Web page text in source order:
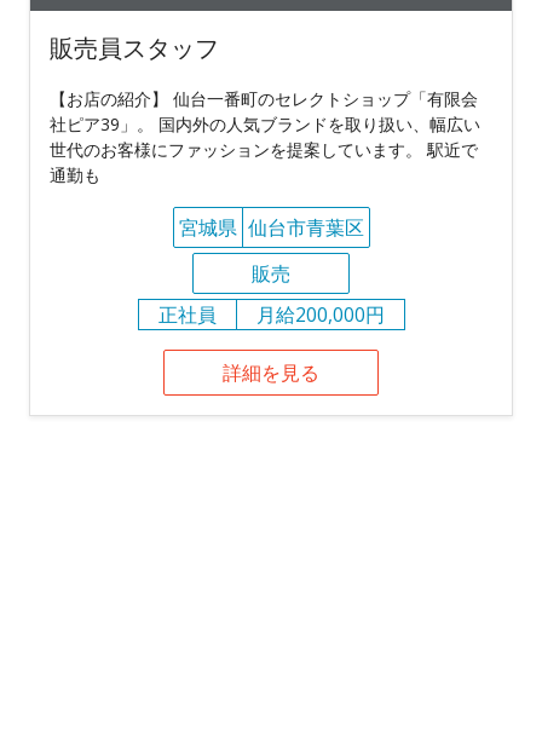
販売員スタッフ
【お店の紹介】 仙台一番町のセレクトショップ「有限会
社ピア39」。 国内外の人気ブランドを取り扱い、幅広い
世代のお客様にファッションを提案しています。 駅近で
通勤も
宮城県 仙台市青葉区
販売
正社員
月給200,000円
詳細を見る